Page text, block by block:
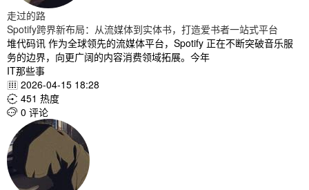
走过的路
Spotify跨界新布局：从流媒体到实体书，打造爱书者一站式平台
堆代码讯 作为全球领先的流媒体平台，Spotify 正在不断突破音乐服
务的边界，向更广阔的内容消费领域拓展。今年
IT那些事
 2026-04-15 18:28
 451 热度
 0 评论